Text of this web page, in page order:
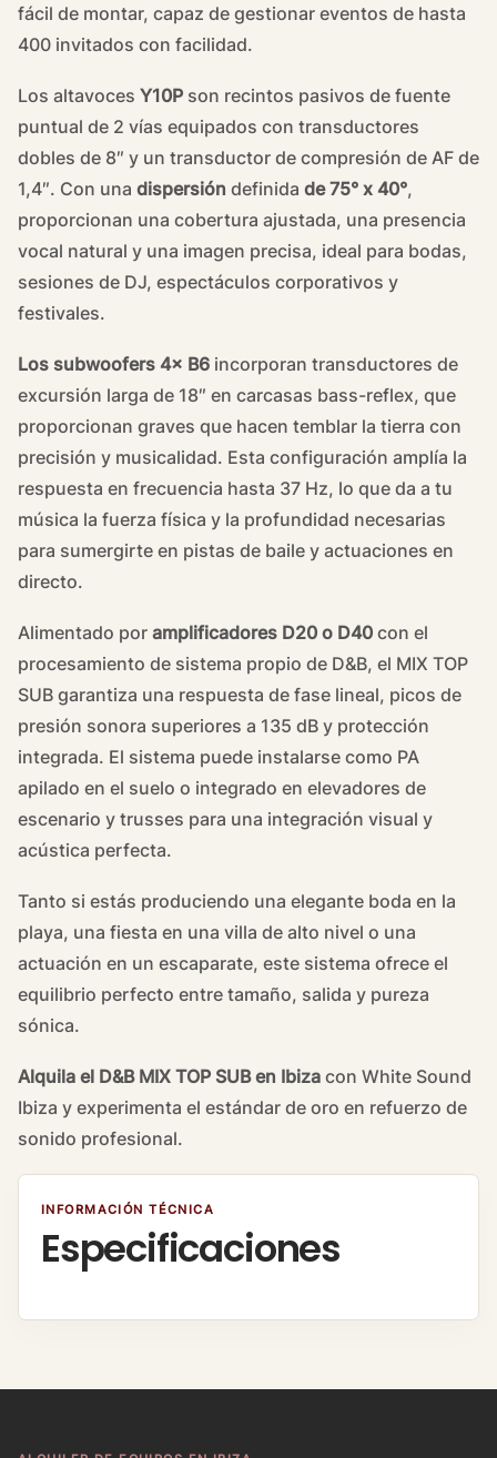
fácil de montar, capaz de gestionar eventos de hasta
400 invitados con facilidad.
Los altavoces Y10P son recintos pasivos de fuente
puntual de 2 vías equipados con transductores
dobles de 8″ y un transductor de compresión de AF de
1,4″. Con una dispersión definida de 75° x 40°,
proporcionan una cobertura ajustada, una presencia
vocal natural y una imagen precisa, ideal para bodas,
sesiones de DJ, espectáculos corporativos y
festivales.
Los subwoofers 4× B6 incorporan transductores de
excursión larga de 18″ en carcasas bass-reflex, que
proporcionan graves que hacen temblar la tierra con
precisión y musicalidad. Esta configuración amplía la
respuesta en frecuencia hasta 37 Hz, lo que da a tu
música la fuerza física y la profundidad necesarias
para sumergirte en pistas de baile y actuaciones en
directo.
Alimentado por amplificadores D20 o D40 con el
procesamiento de sistema propio de D&B, el MIX TOP
SUB garantiza una respuesta de fase lineal, picos de
presión sonora superiores a 135 dB y protección
integrada. El sistema puede instalarse como PA
apilado en el suelo o integrado en elevadores de
escenario y trusses para una integración visual y
acústica perfecta.
Tanto si estás produciendo una elegante boda en la
playa, una fiesta en una villa de alto nivel o una
actuación en un escaparate, este sistema ofrece el
equilibrio perfecto entre tamaño, salida y pureza
sónica.
Alquila el D&B MIX TOP SUB en Ibiza con White Sound
Ibiza y experimenta el estándar de oro en refuerzo de
sonido profesional.
INFORMACIÓN TÉCNICA
Especificaciones